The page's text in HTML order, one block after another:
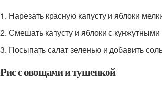
1. Нарезать красную капусту и яблоки
2. Смешать капусту и яблоки с
3. Посыпать салат зеленью и добавить
Рис с овощами и тушенкой